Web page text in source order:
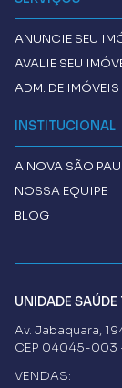
ANUNCIE SEU
AVALIE SEU
ADM. DE IMÓVEIS
INSTITUCIONAL
A NOVA SÃO
NOSSA EQUIPE
BLOG
UNIDADE SAÚDE 1
Av. Jabaquara,
CEP 04045-003
VENDAS: